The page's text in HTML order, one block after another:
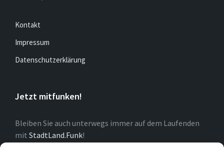
Kontakt
Impressum
Datenschutzerklärung
Jetzt mitfunken!
Bleiben Sie auch unterwegs immer auf dem Laufenden
mit StadtLand.Funk!